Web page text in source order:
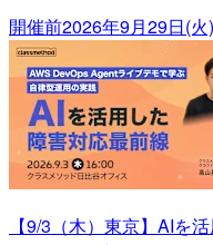
開催前2026年9月29日(火
【9/3（木）東京】AIを